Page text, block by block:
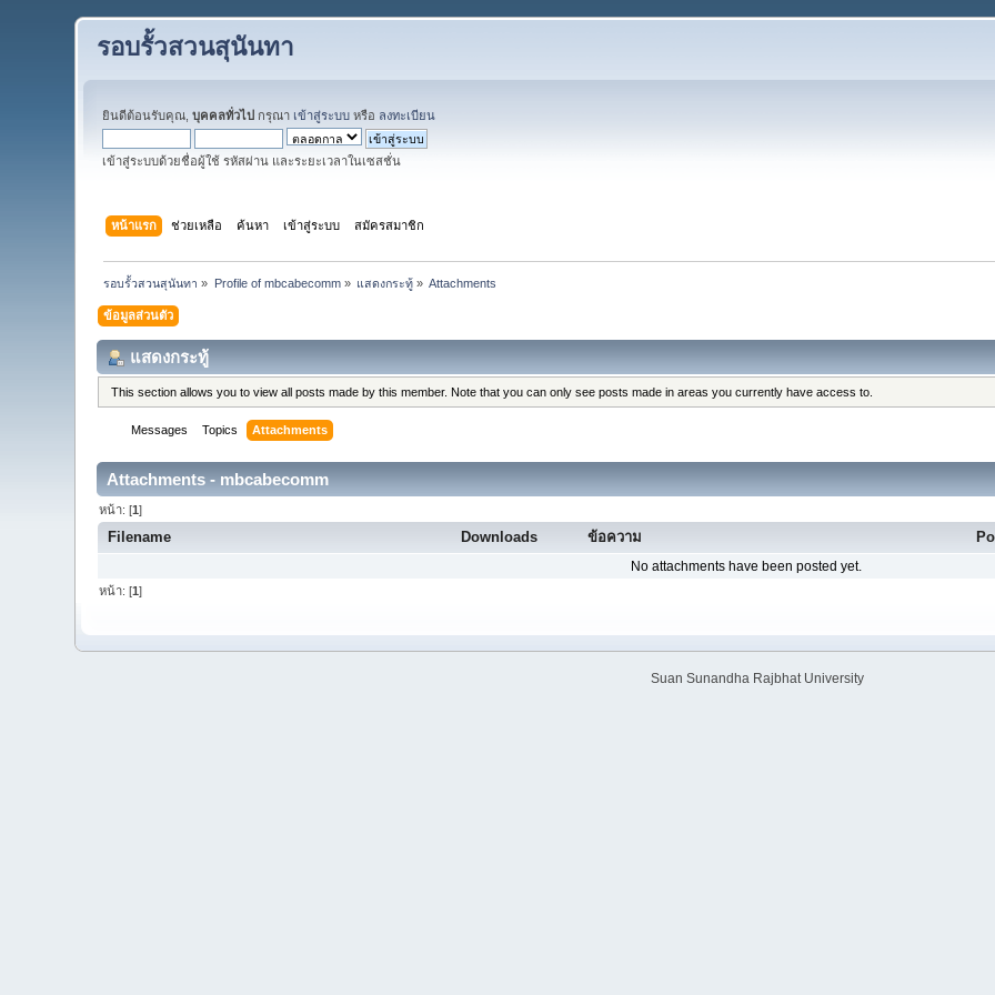
รอบรั้วสวนสุนันทา
ยินดีต้อนรับคุณ,บุคคลทั่วไป กรุณา เข้าสู่ระบบ หรือ ลงทะเบียน
เข้าสู่ระบบด้วยชื่อผู้ใช้ รหัสผ่าน และระยะเวลาในเซสชั่น
หน้าแรก ช่วยเหลือ ค้นหา เข้าสู่ระบบ สมัครสมาชิก
รอบรั้วสวนสุนันทา » Profile of mbcabecomm» แสดงกระทู้ » Attachments
ข้อมูลส่วนตัว
แสดงกระทู้
This section allows you to view all posts made by this member. Note that you can only see posts made in areas you currently have access to.
Messages Topics Attachments
Attachments - mbcabecomm
หน้า: [1]
Filename Downloads ข้อความ
No attachments have been posted yet.
หน้า: [1]
Suan Sunandha Rajbhat University